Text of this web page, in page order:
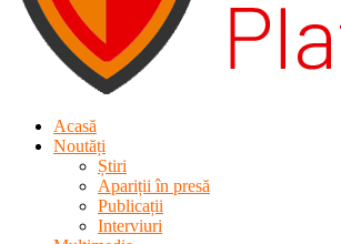
Acasă
Noutăți
Știri
Apariții în presă
Publicații
Interviuri